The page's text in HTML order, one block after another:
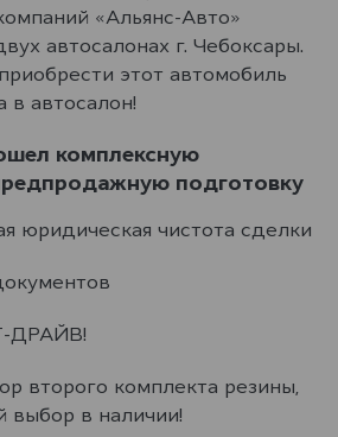
«Альянс-Авто»
автосалонах г. Чебоксары.
этот автомобиль
в автосалон!
комплексную
подготовку
юридическая чистота сделки
ДРАЙВ!
второго комплекта резины,
выбор в наличии!